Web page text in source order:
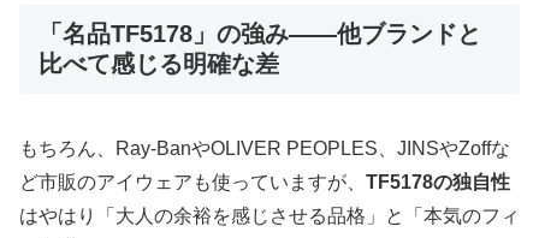
「名品TF5178」の強み――他ブランドと
比べて感じる明確な差
もちろん、Ray-BanやOLIVER PEOPLES、JINSやZoffな
ど市販のアイウェアも使っていますが、 TF5178の独自性
はやはり「大人の余裕を感じさせる品格」と「本気のフィ